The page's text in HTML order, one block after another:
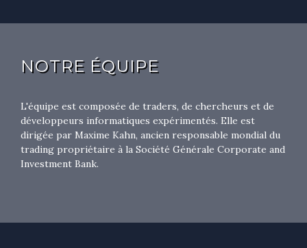
NOTRE ÉQUIPE
L'équipe est composée de traders, de chercheurs et de
développeurs informatiques expérimentés. Elle est
dirigée par Maxime Kahn, ancien responsable mondial du
trading propriétaire à la Société Générale Corporate and
Investment Bank.